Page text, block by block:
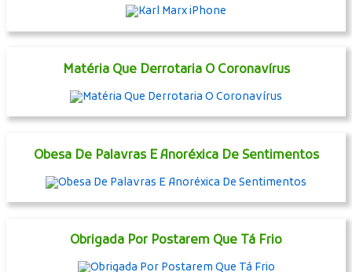
Matéria Que Derrotaria O Coronavírus
Obesa De Palavras E Anoréxica De Sentimentos
Obrigada Por Postarem Que Tá Frio